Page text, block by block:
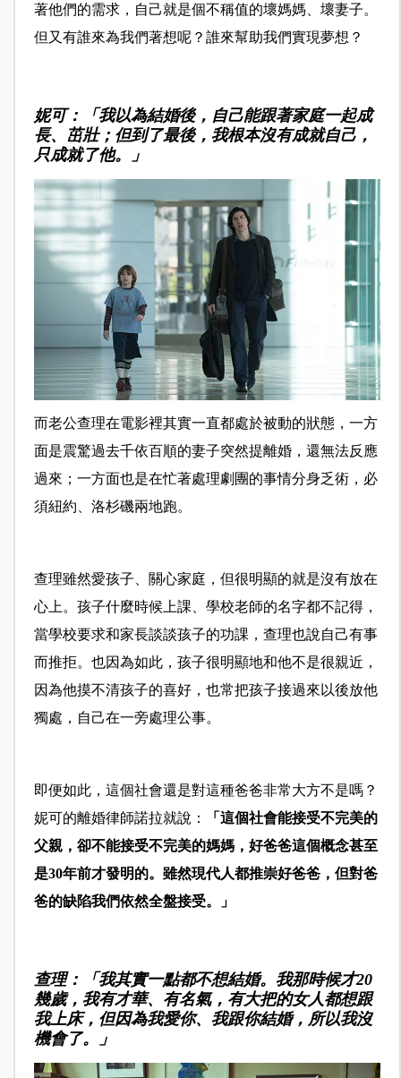
著他們的需求，自己就是個不稱值的壞媽媽、壞妻子。
但又有誰來為我們著想呢？誰來幫助我們實現夢想？
妮可：「我以為結婚後，自己能跟著家庭一起成
長、茁壯；但到了最後，我根本沒有成就自己，
只成就了他。」
而老公查理在電影裡其實一直都處於被動的狀態，一方
面是震驚過去千依百順的妻子突然提離婚，還無法反應
過來；一方面也是在忙著處理劇團的事情分身乏術，必
須紐約、洛杉磯兩地跑。
查理雖然愛孩子、關心家庭，但很明顯的就是沒有放在
心上。孩子什麼時候上課、學校老師的名字都不記得，
當學校要求和家長談談孩子的功課，查理也說自己有事
而推拒。也因為如此，孩子很明顯地和他不是很親近，
因為他摸不清孩子的喜好，也常把孩子接過來以後放他
獨處，自己在一旁處理公事。
即便如此，這個社會還是對這種爸爸非常大方不是嗎？
妮可的離婚律師諾拉就說：
「這個社會能接受不完美的
父親，卻不能接受不完美的媽媽，好爸爸這個概念甚至
是30年前才發明的。雖然現代人都推崇好爸爸，但對爸
爸的缺陷我們依然全盤接受。」
查理：「我其實一點都不想結婚。我那時候才20
幾歲，我有才華、有名氣，有大把的女人都想跟
我上床，但因為我愛你、我跟你結婚，所以我沒
機會了。」